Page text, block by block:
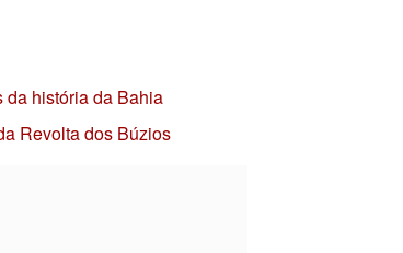
da história da Bahia
Revolta dos Búzios